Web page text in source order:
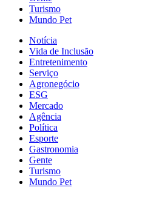
Turismo
Mundo Pet
Notícia
Vida de Inclusão
Entretenimento
Serviço
Agronegócio
ESG
Mercado
Agência
Política
Esporte
Gastronomia
Gente
Turismo
Mundo Pet